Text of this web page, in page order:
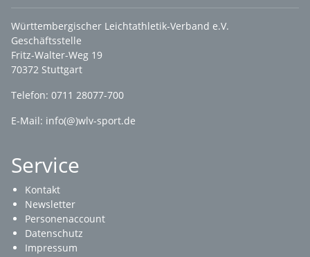
Württembergischer Leichtathletik-Verband e.V.
Geschäftsstelle
Fritz-Walter-Weg 19
70372 Stuttgart
Telefon: 0711 28077-700
E-Mail: info(@)wlv-sport.de
Service
Kontakt
Newsletter
Personenaccount
Datenschutz
Impressum